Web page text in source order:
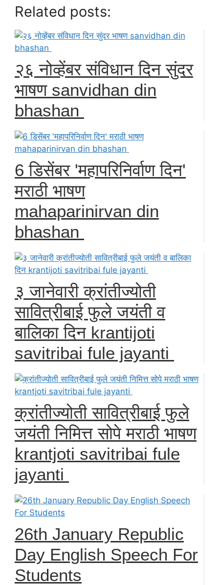
Related posts:
२६ नोव्हेंबर संविधान दिन सुंदर
भाषण sanvidhan din
bhashan
6 डिसेंबर 'महापरिनिर्वाण दिन'
मराठी भाषण
mahaparinirvan din
bhashan
३ जानेवारी क्रांतीज्योती
सावित्रीबाई फुले जयंती व
बालिका दिन krantijoti
savitribai fule jayanti
क्रांतीज्योती सावित्रीबाई फुले
जयंती निमित्त सोपे मराठी भाषण
krantjoti savitribai fule
jayanti
26th January Republic
Day English Speech For
Students